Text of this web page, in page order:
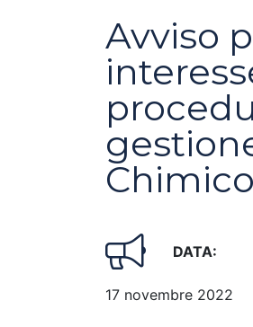
Avviso
DATA:
17 novembre 2022